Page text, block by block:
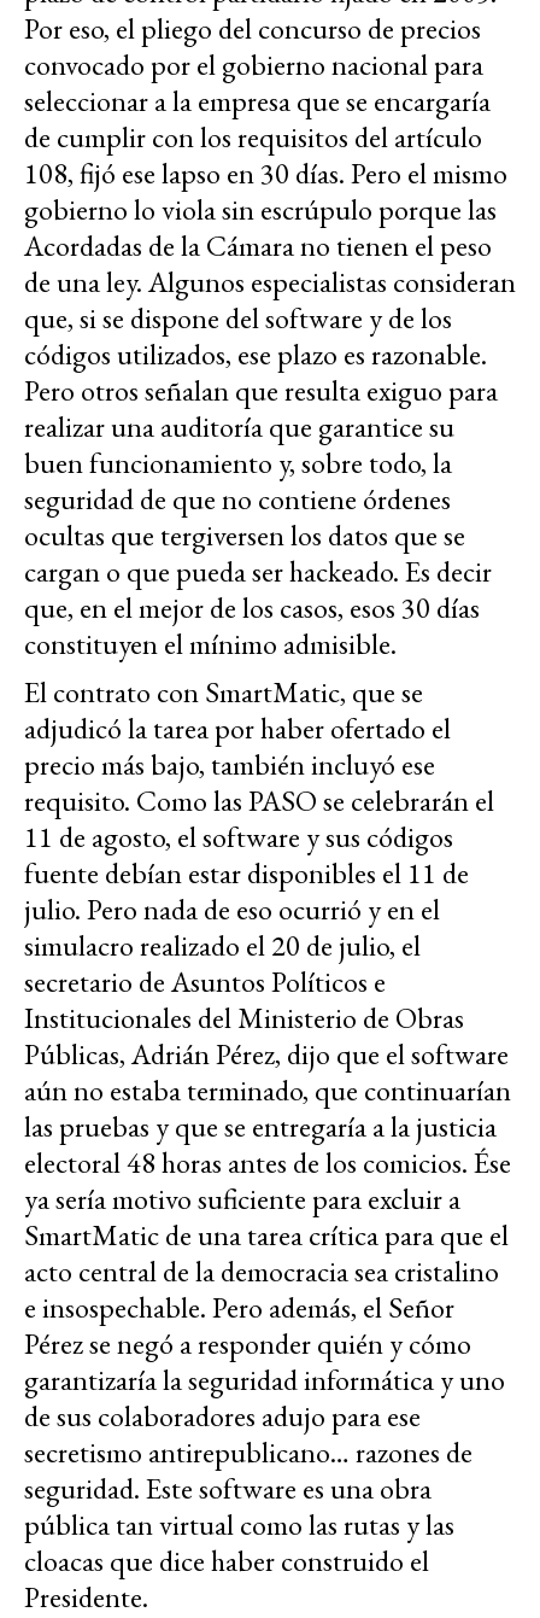
Por eso, el pliego del concurso de precios
convocado por el gobierno nacional para
seleccionar a la empresa que se encargaría
de cumplir con los requisitos del artículo
108, fijó ese lapso en 30 días. Pero el mismo
gobierno lo viola sin escrúpulo porque las
Acordadas de la Cámara no tienen el peso
de una ley. Algunos especialistas consideran
que, si se dispone del software y de los
códigos utilizados, ese plazo es razonable.
Pero otros señalan que resulta exiguo para
realizar una auditoría que garantice su
buen funcionamiento y, sobre todo, la
seguridad de que no contiene órdenes
ocultas que tergiversen los datos que se
cargan o que pueda ser hackeado. Es decir
que, en el mejor de los casos, esos 30 días
constituyen el mínimo admisible.
El contrato con SmartMatic, que se
adjudicó la tarea por haber ofertado el
precio más bajo, también incluyó ese
requisito. Como las PASO se celebrarán el
11 de agosto, el software y sus códigos
fuente debían estar disponibles el 11 de
julio. Pero nada de eso ocurrió y en el
simulacro realizado el 20 de julio, el
secretario de Asuntos Políticos e
Institucionales del Ministerio de Obras
Públicas, Adrián Pérez, dijo que el software
aún no estaba terminado, que continuarían
las pruebas y que se entregaría a la justicia
electoral 48 horas antes de los comicios. Ése
ya sería motivo suficiente para excluir a
SmartMatic de una tarea crítica para que el
acto central de la democracia sea cristalino
e insospechable. Pero además, el Señor
Pérez se negó a responder quién y cómo
garantizaría la seguridad informática y uno
de sus colaboradores adujo para ese
secretismo antirepublicano… razones de
seguridad. Este software es una obra
pública tan virtual como las rutas y las
cloacas que dice haber construido el
Presidente.